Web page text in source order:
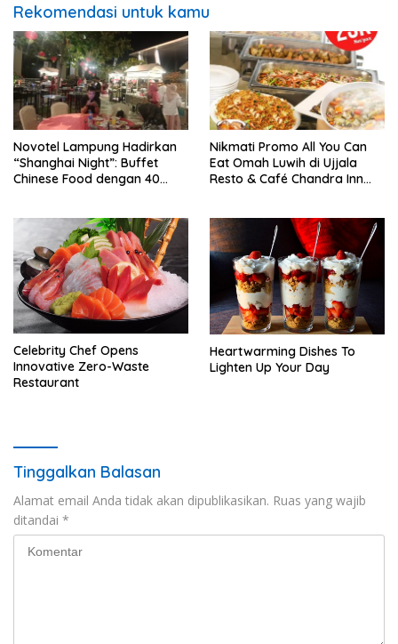
Rekomendasi untuk kamu
Novotel Lampung Hadirkan
“Shanghai Night”: Buffet
Chinese Food dengan 40
Nikmati Promo All You Can
Eat Omah Luwih di Ujjala
Resto & Café Chandra Inn
Celebrity Chef Opens
Innovative Zero-Waste
Restaurant
Heartwarming Dishes To
Lighten Up Your Day
Tinggalkan Balasan
Alamat email Anda tidak akan dipublikasikan. Ruas yang wajib
ditandai *